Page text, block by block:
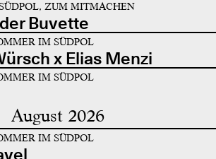
ZUM MITMACHEN
Buvette
IM SÜDPOL
x Elias Menzi
IM SÜDPOL
August 2026
IM SÜDPOL